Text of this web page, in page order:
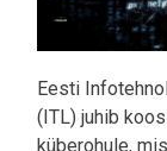
Eesti
(ITL) juhib
küberohule,